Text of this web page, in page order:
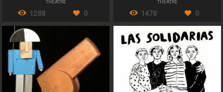
THEATRE
1288 0
THEATRE
1478 0